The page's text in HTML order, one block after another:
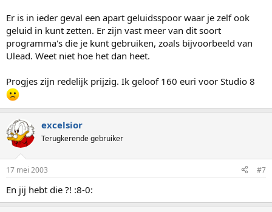
Er is in ieder geval een apart geluidsspoor waar je zelf ook
geluid in kunt zetten. Er zijn vast meer van dit soort
programma's die je kunt gebruiken, zoals bijvoorbeeld van
Ulead. Weet niet hoe het dan heet.
Progjes zijn redelijk prijzig. Ik geloof 160 euri voor Studio 8
excelsior
Terugkerende gebruiker
17 mei 2003 #7
En jij hebt die ?! :8-0: